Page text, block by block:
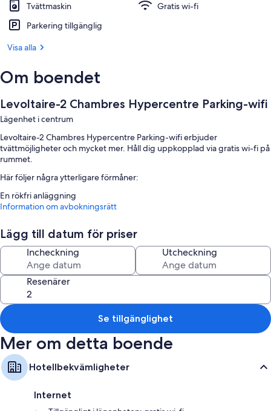
Tvättmaskin
Gratis wi-fi
Parkering tillgänglig
Visa alla
Om boendet
Levoltaire-2 Chambres Hypercentre Parking-wifi
Lägenhet i centrum
Levoltaire-2 Chambres Hypercentre Parking-wifi erbjuder
tvättmöjligheter och mycket mer. Håll dig uppkopplad via gratis wi-fi på
rummet.
Här följer några ytterligare förmåner:
En rökfri anläggning
Alla gästrum hos Levoltaire-2 Chambres Hypercentre Parking-wifi har
förmåner som separata middagsplatser, samt ytterligare
bekvämligheter såsom gratis wi-fi och kontor.
Du kan även räkna med följande bekvämligheter i samtliga rum:
Badrum med badkar och hårtorkar
Separata middagsplatser, kylskåp och mikrovågsugnar
Information om avbokningsrätt
Lägg till datum för priser
Incheckning Utcheckning
Resenärer
Se tillgänglighet
Mer om detta boende
Hotellbekvämligheter
Internet